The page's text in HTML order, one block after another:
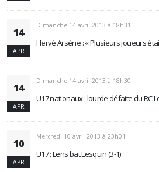
14
APR
Dimanche 14 avril 2013 à 18h31
Hervé Arsène : « Plusieurs joueurs
14
APR
Dimanche 14 avril 2013 à 18h30
U17 nationaux : lourde défaite du RC
10
APR
Mercredi 10 avril 2013 à 23h01
U17 : Lens bat Lesquin (3-1)